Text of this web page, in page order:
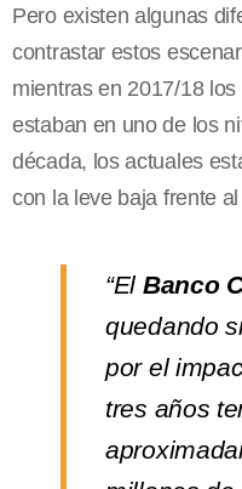
Pero existen algunas
contrastar estos
mientras en 2017/18
estaban en uno de los
década, los actuales
con la leve baja frente
“El Banco
quedando
por el
tres años